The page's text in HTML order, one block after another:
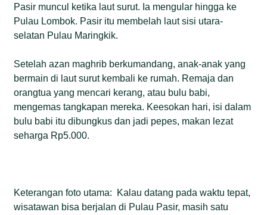
Pasir muncul ketika laut surut. Ia mengular hingga ke
Pulau Lombok. Pasir itu membelah laut sisi utara-
selatan Pulau Maringkik.
Setelah azan maghrib berkumandang, anak-anak yang
bermain di laut surut kembali ke rumah. Remaja dan
orangtua yang mencari kerang, atau bulu babi,
mengemas tangkapan mereka. Keesokan hari, isi dalam
bulu babi itu dibungkus dan jadi pepes, makan lezat
seharga Rp5.000.
Keterangan foto utama: Kalau datang pada waktu tepat,
wisatawan bisa berjalan di Pulau Pasir, masih satu